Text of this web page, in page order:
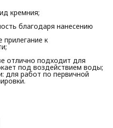
кремния;
благодаря нанесению
прилегание к
отлично подходит для
под воздействием воды;
для работ по первичной